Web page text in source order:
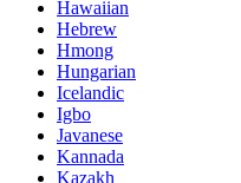
Hawaiian
Hebrew
Hmong
Hungarian
Icelandic
Igbo
Javanese
Kannada
Kazakh